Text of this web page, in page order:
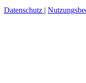
Datenschutz |